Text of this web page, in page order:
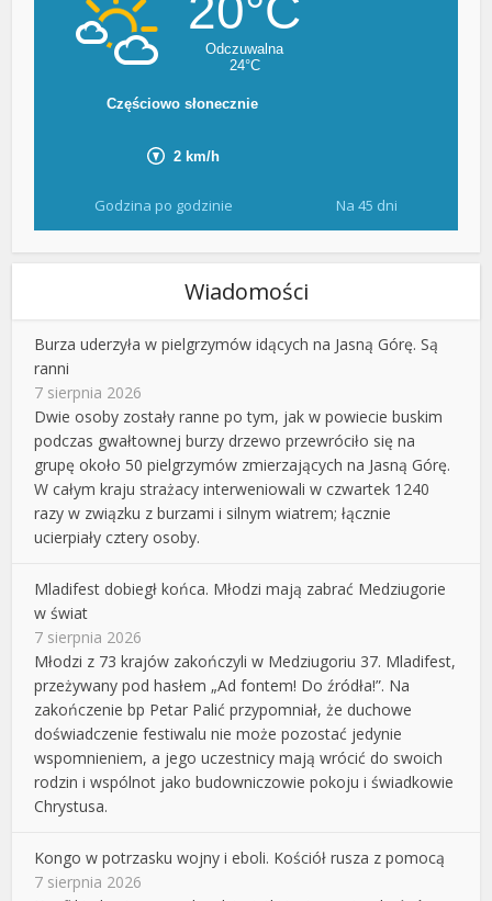
Godzina po godzinie Na 45 dni
Wiadomości
Burza uderzyła w pielgrzymów idących na Jasną Górę. Są
ranni
7 sierpnia 2026
Dwie osoby zostały ranne po tym, jak w powiecie buskim
podczas gwałtownej burzy drzewo przewróciło się na
grupę około 50 pielgrzymów zmierzających na Jasną Górę.
W całym kraju strażacy interweniowali w czwartek 1240
razy w związku z burzami i silnym wiatrem; łącznie
ucierpiały cztery osoby.
Mladifest dobiegł końca. Młodzi mają zabrać Medziugorie
w świat
7 sierpnia 2026
Młodzi z 73 krajów zakończyli w Medziugoriu 37. Mladifest,
przeżywany pod hasłem „Ad fontem! Do źródła!”. Na
zakończenie bp Petar Palić przypomniał, że duchowe
doświadczenie festiwalu nie może pozostać jedynie
wspomnieniem, a jego uczestnicy mają wrócić do swoich
rodzin i wspólnot jako budowniczowie pokoju i świadkowie
Chrystusa.
Kongo w potrzasku wojny i eboli. Kościół rusza z pomocą
7 sierpnia 2026